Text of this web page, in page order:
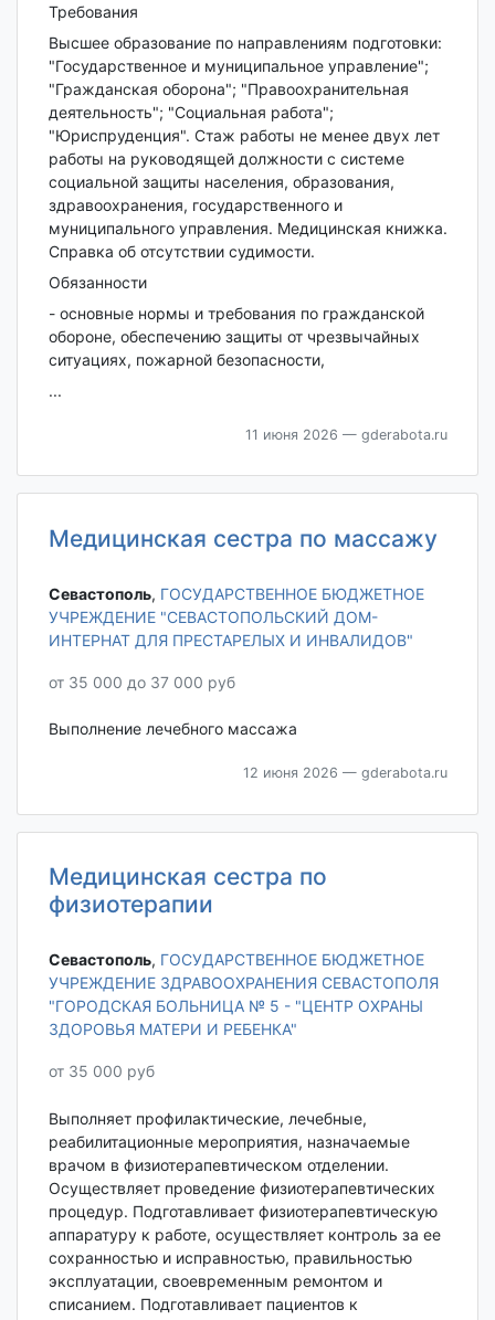
Требования
Высшее образование по направлениям подготовки:
"Государственное и муниципальное управление";
"Гражданская оборона"; "Правоохранительная
деятельность"; "Социальная работа";
"Юриспруденция". Стаж работы не менее двух лет
работы на руководящей должности с системе
социальной защиты населения, образования,
здравоохранения, государственного и
муниципального управления. Медицинская книжка.
Справка об отсутствии судимости.
Обязанности
- основные нормы и требования по гражданской
обороне, обеспечению защиты от чрезвычайных
ситуациях, пожарной безопасности,
...
11 июня 2026 — gderabota.ru
Медицинская сестра по массажу
Севастополь‎, ГОСУДАРСТВЕННОЕ БЮДЖЕТНОЕ
УЧРЕЖДЕНИЕ "СЕВАСТОПОЛЬСКИЙ ДОМ-
ИНТЕРНАТ ДЛЯ ПРЕСТАРЕЛЫХ И ИНВАЛИДОВ"
от 35 000 до 37 000 руб
Выполнение лечебного массажа
12 июня 2026 — gderabota.ru
Медицинская сестра по
физиотерапии
Севастополь‎, ГОСУДАРСТВЕННОЕ БЮДЖЕТНОЕ
УЧРЕЖДЕНИЕ ЗДРАВООХРАНЕНИЯ СЕВАСТОПОЛЯ
"ГОРОДСКАЯ БОЛЬНИЦА № 5 - "ЦЕНТР ОХРАНЫ
ЗДОРОВЬЯ МАТЕРИ И РЕБЕНКА"
от 35 000 руб
Выполняет профилактические, лечебные,
реабилитационные мероприятия, назначаемые
врачом в физиотерапевтическом отделении.
Осуществляет проведение физиотерапевтических
процедур. Подготавливает физиотерапевтическую
аппаратуру к работе, осуществляет контроль за ее
сохранностью и исправностью, правильностью
эксплуатации, своевременным ремонтом и
списанием. Подготавливает пациентов к